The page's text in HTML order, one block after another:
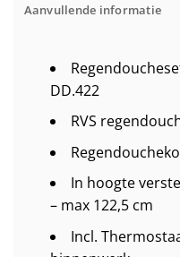
Aanvullende informatie
DD.422
RVS
In hoogte
– max 122,5 cm
Incl.